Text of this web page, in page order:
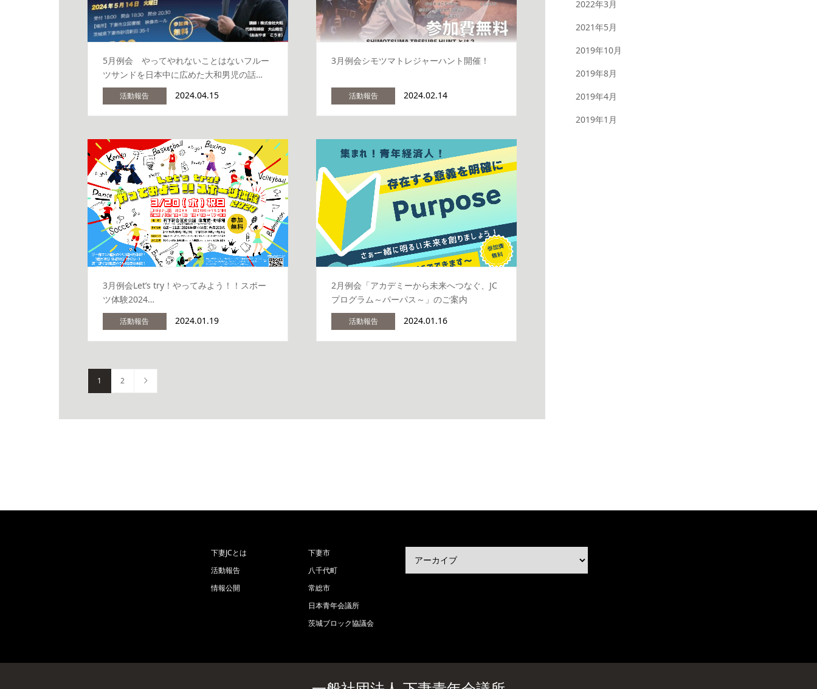
5月例会 やってやれないことはないフルー
ツサンドを日本中に広めた大和男児の話…
活動報告 2024.04.15
3月例会シモツマトレジャーハント開催！
活動報告 2024.02.14
3月例会Let’s try！やってみよう！！スポー
ツ体験2024…
活動報告 2024.01.19
2月例会「アカデミーから未来へつなぐ、JC
プログラム～パーパス～」のご案内
活動報告 2024.01.16
1 2
2022年3月
2021年5月
2019年10月
2019年8月
2019年4月
2019年1月
下妻JCとは
活動報告
情報公開
下妻市
八千代町
常総市
日本青年会議所
茨城ブロック協議会